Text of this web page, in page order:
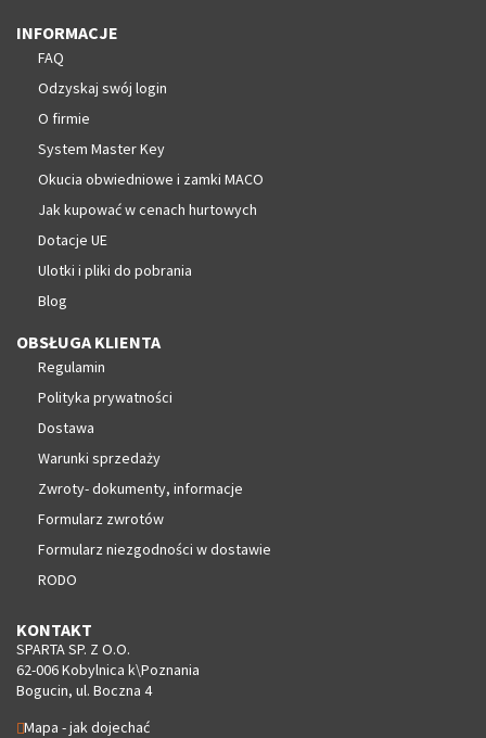
INFORMACJE
FAQ
Odzyskaj swój login
O firmie
System Master Key
Okucia obwiedniowe i zamki MACO
Jak kupować w cenach hurtowych
Dotacje UE
Ulotki i pliki do pobrania
Blog
OBSŁUGA KLIENTA
Regulamin
Polityka prywatności
Dostawa
Warunki sprzedaży
Zwroty- dokumenty, informacje
Formularz zwrotów
Formularz niezgodności w dostawie
RODO
KONTAKT
SPARTA SP. Z O.O.
62-006 Kobylnica k\Poznania
Bogucin, ul. Boczna 4
Mapa - jak dojechać